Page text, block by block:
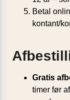
Betal
kontant/
Gratis
timer før